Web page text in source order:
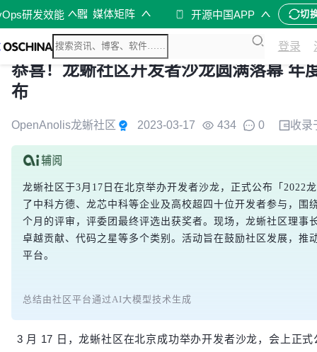
研发效能 媒体矩阵 开源中国APP 切
登录
恭喜！龙蜥社区开发者沙龙圆满落幕 年
布
OpenAnolis龙蜥社区 2023-03-17 434 0 收录
龙蜥社区于3月17日在北京举办开发者沙龙，正式公布「2022
了中科方德、龙芯中科等企业及高校超四十位开发者参与，围
个月的评审，评委团最终评选出获奖者。现场，龙蜥社区理事
卓越贡献、代码之星等多个类别。活动旨在鼓励社区发展，推
平台。
总结由社区平台通过AI大模型技术生成
3 月 17 日，龙蜥社区在北京成功举办开发者沙龙，会上正式